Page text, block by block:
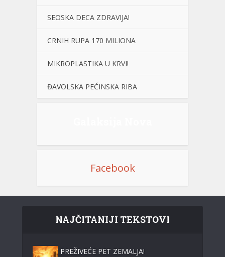
SEOSKA DECA ZDRAVIJA!
CRNIH RUPA 170 MILIONA
MIKROPLASTIKA U KRVI!
ĐAVOLSKA PEĆINSKA RIBA
Facebook
NAJČITANIJI TEKSTOVI
PREŽIVEĆE PET ZEMALJA!